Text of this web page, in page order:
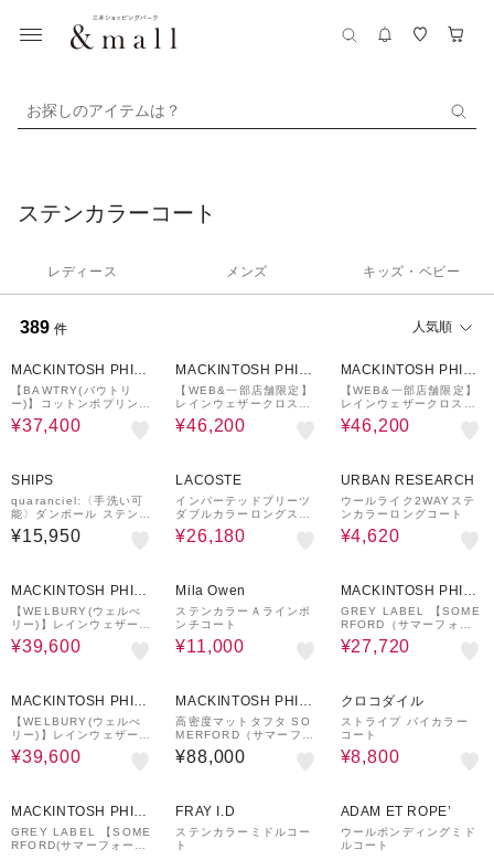
お探しのアイテムは？
ステンカラーコート
レディース メンズ キッズ・ベビー
389 件 人気順
MACKINTOSH PHILO
SOPHY
【BAWTRY(バウトリ
ー)】コットンポプリンス
テンカラーコート
¥37,400
MACKINTOSH PHILO
SOPHY
【WEB&一部店舗限定】
レインウェザークロスバ
ルマカーンコート
¥46,200
MACKINTOSH PHILO
SOPHY
【WEB&一部店舗限定】
レインウェザークロスバ
ルマカーンコート
¥46,200
SHIPS
quaranciel:〈手洗い可
能〉ダンボール ステンカ
ラー ジャケット コート2
6SS
¥15,950
LACOSTE
インパーテッドプリーツ
ダブルカラーロングスプ
リングコート
¥26,180
URBAN RESEARCH
ウールライク2WAYステ
ンカラーロングコート
¥4,620
MACKINTOSH PHILO
SOPHY
【WELBURY(ウェルべ
リー)】レインウェザーク
ロス製
¥39,600
Mila Owen
ステンカラーＡラインポ
ンチコート
¥11,000
MACKINTOSH PHILO
SOPHY
GREY LABEL 【SOME
RFORD（サマーフォー
ド）】ライトタフタ製
¥27,720
MACKINTOSH PHILO
SOPHY
【WELBURY(ウェルべ
リー)】レインウェザーク
ロス製
¥39,600
MACKINTOSH PHILO
SOPHY
高密度マットタフタ SO
MERFORD（サマーフォ
ード ） with HOOD
¥88,000
クロコダイル
ストライプ バイカラー
コート
¥8,800
MACKINTOSH PHILO
SOPHY
GREY LABEL 【SOME
RFORD(サマーフォー
FRAY I.D
ステンカラーミドルコー
ト
ADAM ET ROPE’
ウールボンディングミド
ルコート